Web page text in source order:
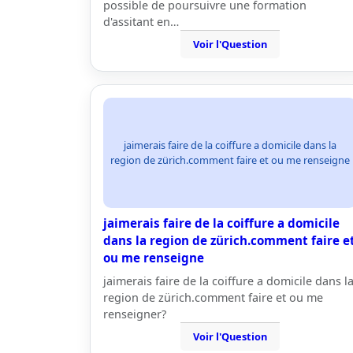
possible de poursuivre une formation
d'assitant en…
Voir l'Question
jaimerais faire de la coiffure a domicile dans la
region de zürich.comment faire et ou me renseigne
jaimerais faire de la coiffure a domicile
dans la region de zürich.comment faire
ou me renseigne
jaimerais faire de la coiffure a domicile dans la
region de zürich.comment faire et ou me
renseigner?
Voir l'Question